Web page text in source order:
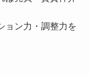
ョン力・調整力を